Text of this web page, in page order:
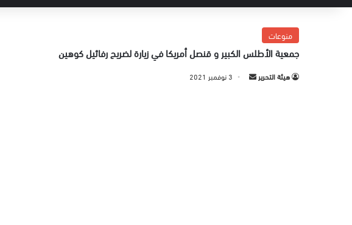
منوعات
جمعية الأطلس الكبير و قنصل أمريكا في زيارة لضريح رفائيل كوهين
هيئة التحرير 3 نوفمبر 2021